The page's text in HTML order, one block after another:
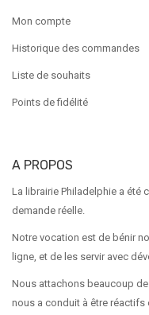
Mon compte
Historique des commandes
Liste de souhaits
Points de fidélité
A PROPOS
La librairie Philadelphie a été
demande réelle.
Notre vocation est de bénir
ligne, et de les servir avec
Nous attachons beaucoup
nous a conduit à être réactifs